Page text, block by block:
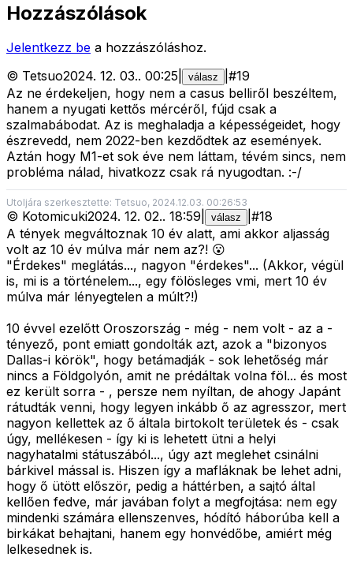
Hozzászólások
Jelentkezz be a hozzászóláshoz.
© Tetsuo2024. 12. 03.. 00:25 válasz #19
Az ne érdekeljen, hogy nem a casus belliről beszéltem,
hanem a nyugati kettős mércéről, fújd csak a
szalmabábodat. Az is meghaladja a képességeidet, hogy
észrevedd, nem 2022-ben kezdődtek az események.
Aztán hogy M1-et sok éve nem láttam, tévém sincs, nem
probléma nálad, hivatkozz csak rá nyugodtan. :-/
Utoljára szerkesztette: Tetsuo, 2024.12.03. 00:26:53
© Kotomicuki2024. 12. 02.. 18:59 válasz #18
A tények megváltoznak 10 év alatt, ami akkor aljasság
volt az 10 év múlva már nem az?! 😮
"Érdekes" meglátás..., nagyon "érdekes"... (Akkor, végül
is, mi is a történelem..., egy fölösleges vmi, mert 10 év
múlva már lényegtelen a múlt?!)
10 évvel ezelőtt Oroszország - még - nem volt - az a -
tényező, pont emiatt gondolták azt, azok a "bizonyos
Dallas-i körök", hogy betámadják - sok lehetőség már
nincs a Földgolyón, amit ne prédáltak volna föl... és most
ez került sorra - , persze nem nyíltan, de ahogy Japánt
rátudták venni, hogy legyen inkább ő az agresszor, mert
nagyon kellettek az ő általa birtokolt területek és - csak
úgy, mellékesen - így ki is lehetett ütni a helyi
nagyhatalmi státuszából..., úgy azt meglehet csinálni
bárkivel mással is. Hiszen így a mafláknak be lehet adni,
hogy ő ütött először, pedig a háttérben, a sajtó által
kellően fedve, már javában folyt a megfojtása: nem egy
mindenki számára ellenszenves, hódító háborúba kell a
birkákat behajtani, hanem egy honvédőbe, amiért még
lelkesednek is.